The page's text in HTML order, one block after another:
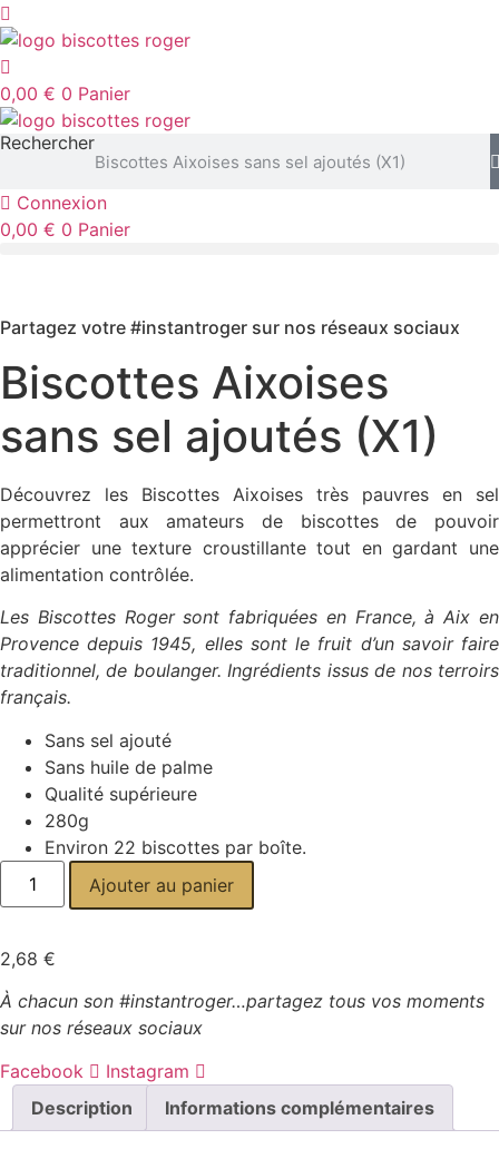
Aller
au
contenu
0,00 € 0 Panier
Rechercher
Connexion
0,00 € 0 Panier
Partagez votre #instantroger sur nos réseaux sociaux
Biscottes Aixoises
sans sel ajoutés (X1)
Découvrez les Biscottes Aixoises très pauvres en sel
permettront aux amateurs de biscottes de pouvoir
apprécier une texture croustillante tout en gardant une
alimentation contrôlée.
Les Biscottes Roger sont fabriquées en France, à Aix en
Provence depuis 1945, elles sont le fruit d’un savoir faire
traditionnel, de boulanger. Ingrédients issus de nos terroirs
français.
Sans sel ajouté
Sans huile de palme
Qualité supérieure
280g
Environ 22 biscottes par boîte.
quantité
Biscottes
sel
ajoutés
(X1)
Ajouter au panier
2,68 €
À chacun son #instantroger…partagez tous vos moments
sur nos réseaux sociaux
Facebook
Instagram
Description
Informations complémentaires